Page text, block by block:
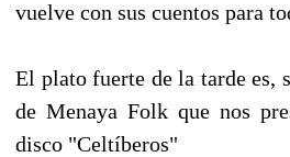
vuelve con sus cuentos para
El plato fuerte de la tarde es,
de Menaya Folk que nos
disco "Celtíberos"